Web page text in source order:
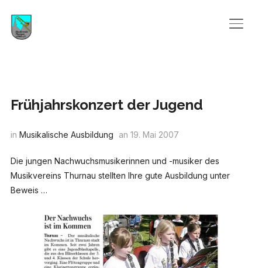
Frühjahrskonzert der Jugend
in Musikalische Ausbildung an 19. Mai 2007
Die jungen Nachwuchsmusikerinnen und -musiker des
Musikvereins Thurnau stellten Ihre gute Ausbildung unter
Beweis …